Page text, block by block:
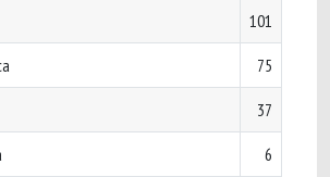
101
75
37
6